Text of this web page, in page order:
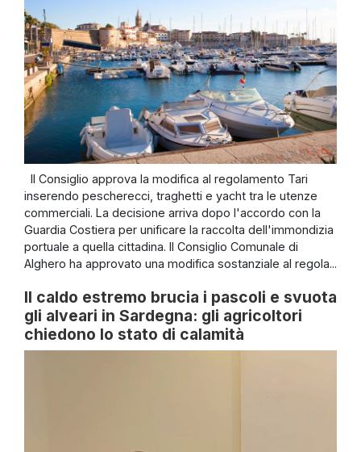
Il Consiglio approva la modifica al regolamento Tari
inserendo pescherecci, traghetti e yacht tra le utenze
commerciali. La decisione arriva dopo l'accordo con la
Guardia Costiera per unificare la raccolta dell'immondizia
portuale a quella cittadina. Il Consiglio Comunale di
Alghero ha approvato una modifica sostanziale al regola...
Il caldo estremo brucia i pascoli e svuota
gli alveari in Sardegna: gli agricoltori
chiedono lo stato di calamità